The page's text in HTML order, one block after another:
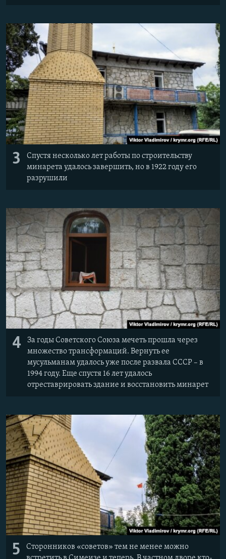
3
Спустя несколько лет работы по строительству
минарета удалось завершить, но в 1922 году его
разрушили
4
За годы Советского Союза мечеть прошла через
множество трансформаций. Вернуть ее
мусульманам удалось уже после развала СССР – в
1994 году. Еще спустя 16 лет удалось
отреставрировать здание и восстановить минарет
5
Сторонников «советов» тем не менее можно